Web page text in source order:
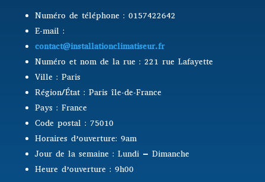
Numéro de téléphone : 0157422642
E-mail :
contact@installationclimatiseur.fr
Numéro et nom de la rue : 221 rue Lafayette
Ville : Paris
Région/État : Paris île-de-France
Pays : France
Code postal : 75010
Horaires d’ouverture: 9am
Jour de la semaine : Lundi – Dimanche
Heure d’ouverture : 9h00